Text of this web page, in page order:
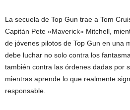
La secuela de Top Gun trae a Tom
Capitán Pete «Maverick» Mitchell,
de jóvenes pilotos de Top Gun en una
debe luchar no solo contra los
también contra las órdenes dadas por
mientras aprende lo que realmente
responsable.